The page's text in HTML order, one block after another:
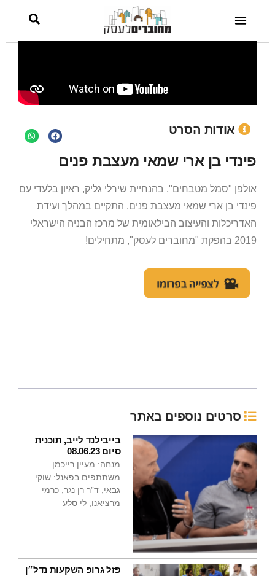
אודות הסרט
פינדי בן ארי שמאי מעצבת פנים
אולפן "סמל מטבחים", בהנחיית שירלי גליק, ראיון בלעדי עם
פינדי בן ארי שמאי מעצבת פנים. התקיים במהלך ועידת
האדריכלות והעיצוב הבילאומית של מרכז הבניה הישראלי
2019 בהפקת "מחוברים לעסק", מתחילים!
סרטים נוספים באתר
בייבילנד לייב, תוכנית
סיום 08.06.23
מנחה: מעיין רייכמן
משתתפים בפאנל: שוקי
גבאי, ד”ר רן נגר, כרמי
מרציאנו, לי סלע
פזל גרופ השקעות נדל״ן